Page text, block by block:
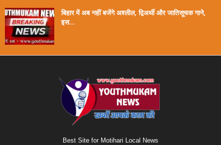
बिहार में अब नहीं बजेंगे अश्लील, द्विअर्थी और जातिसूचक गाने,
इस...
Best Site for Motihari Local News